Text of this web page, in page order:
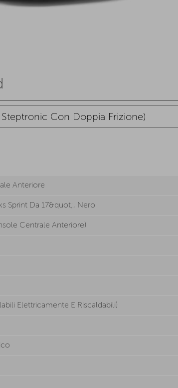
Anteriore
Sprint Da 17&quot;, Nero
Centrale Anteriore)
Elettricamente E Riscaldabili)